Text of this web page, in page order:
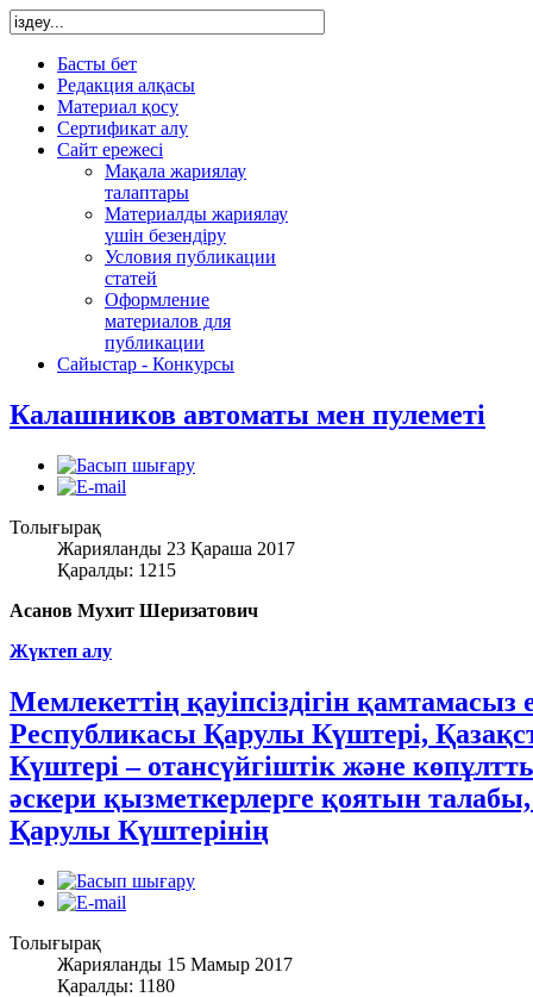
Басты бет
Редакция алқасы
Материал қосу
Сертификат алу
Сайт ережесі
Мақала жариялау
талаптары
Материалды жариялау
үшін безендіру
Условия публикации
статей
Оформление
материалов для
публикации
Сайыстар - Конкурсы
Калашников автоматы мен пулеметі
Толығырақ
Жарияланды 23 Қараша 2017
Қаралды: 1215
Асанов Мухит Шеризатович
Жүктеп алу
Мемлекеттің қауіпсіздігін қамтамасыз
Республикасы Қарулы Күштері,
Күштері – отансүйгіштік және
әскери қызметкерлерге қоятын
Қарулы Күштерінің
Толығырақ
Жарияланды 15 Мамыр 2017
Қаралды: 1180